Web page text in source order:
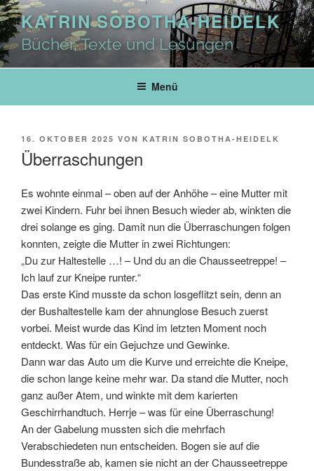
Zum
Inhalt
springen
KATRIN SOBOTHA-HEIDELK
Bücher, Texte und Lesungen
Menü
VERÖFFENTLICHT
AM
16. OKTOBER 2025 VON KATRIN SOBOTHA-HEIDELK
Überraschungen
Es wohnte einmal – oben auf der Anhöhe – eine Mutter mit
zwei Kindern. Fuhr bei ihnen Besuch wieder ab, winkten die
drei solange es ging. Damit nun die Überraschungen folgen
konnten, zeigte die Mutter in zwei Richtungen:
„Du zur Haltestelle …! – Und du an die Chausseetreppe! –
Ich lauf zur Kneipe runter.“
Das erste Kind musste da schon losgeflitzt sein, denn an
der Bushaltestelle kam der ahnunglose Besuch zuerst
vorbei. Meist wurde das Kind im letzten Moment noch
entdeckt. Was für ein Gejuchze und Gewinke.
Dann war das Auto um die Kurve und erreichte die Kneipe,
die schon lange keine mehr war. Da stand die Mutter, noch
ganz außer Atem, und winkte mit dem karierten
Geschirrhandtuch. Herrje – was für eine Überraschung!
An der Gabelung mussten sich die mehrfach
Verabschiedeten nun entscheiden. Bogen sie auf die
Bundesstraße ab, kamen sie nicht an der Chausseetreppe